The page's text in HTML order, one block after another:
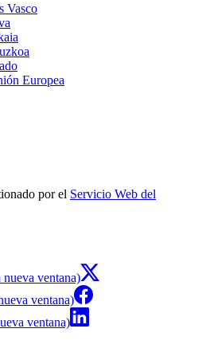
Vasco
Europea
por el Servicio Web del
ventana)
ventana)
ventana)